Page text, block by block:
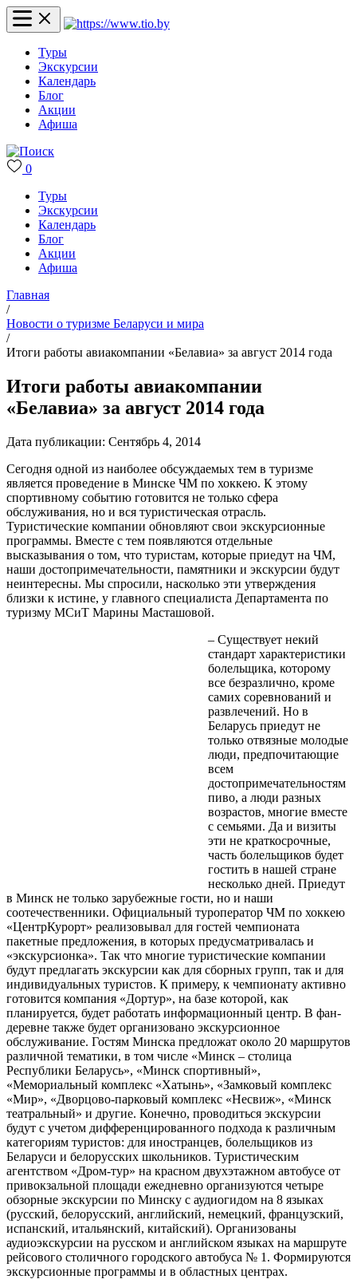
Туры
Экскурсии
Календарь
Блог
Акции
Афиша
0
Туры
Экскурсии
Календарь
Блог
Акции
Афиша
Главная
/
Новости о туризме Беларуси и мира
/
Итоги работы авиакомпании «Белавиа» за август 2014 года
Итоги работы авиакомпании
«Белавиа» за август 2014 года
Дата публикации: Сентябрь 4, 2014
Сегодня одной из наиболее обсуждаемых тем в туризме
является проведение в Минске ЧМ по хоккею. К этому
спортивному событию готовится не только сфера
обслуживания, но и вся туристическая отрасль.
Туристические компании обновляют свои экскурсионные
программы. Вместе с тем появляются отдельные
высказывания о том, что туристам, которые приедут на ЧМ,
наши достопримечательности, памятники и экскурсии будут
неинтересны. Мы спросили, насколько эти утверждения
близки к истине, у главного специалиста Департамента по
туризму МСиТ Марины Масташовой.
– Существует некий
стандарт характеристики
болельщика, которому
все безразлично, кроме
самих соревнований и
развлечений. Но в
Беларусь приедут не
только отвязные молодые
люди, предпочитающие
всем
достопримечательностям
пиво, а люди разных
возрастов, многие вместе
с семьями. Да и визиты
эти не краткосрочные,
часть болельщиков будет
гостить в нашей стране
несколько дней. Приедут
в Минск не только зарубежные гости, но и наши
соотечественники. Официальный тур­оператор ЧМ по хоккею
«ЦентрКурорт» реализовывал для гостей чемпионата
пакетные предложения, в которых предусматривалась и
«экскурсионка». Так что многие туристические компании
будут предлагать экскурсии как для сборных групп, так и для
индивидуальных туристов. К примеру, к чемпионату активно
готовится компания «Дортур», на базе которой, как
планируется, будет работать информационный центр. В фан-
деревне также будет организовано экскурсионное
обслуживание. Гостям Минска предложат около 20 маршрутов
различной тематики, в том числе «Минск – столица
Республики Беларусь», «Минск спортивный»,
«Мемориальный комплекс «Хатынь», «Замковый комплекс
«Мир», «Дворцово-парковый комплекс «Несвиж», «Минск
театральный» и другие. Конечно, проводиться экскурсии
будут с учетом дифференцированного подхода к различным
категориям туристов: для иностранцев, болельщиков из
Беларуси и белорусских школьников. Туристическим
агентством «Дром-тур» на красном двухэтажном автобусе от
привокзальной площади ежедневно организуются четыре
обзорные экскурсии по Минску с аудиогидом на 8 языках
(русский, белорусский, английский, немецкий, французский,
испанский, итальянский, китайский). Организованы
аудиоэкскурсии на русском и английском языках на маршруте
рейсового столичного городского автобуса № 1. Формируются
экскурсионные программы и в областных центрах.